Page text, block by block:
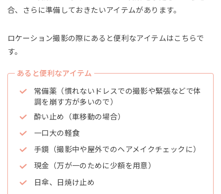
合、さらに準備しておきたいアイテムがあります。
ロケーション撮影の際にあると便利なアイテムはこちらで
す。
あると便利なアイテム
常備薬（慣れないドレスでの撮影や緊張などで体
調を崩す方が多いので）
酔い止め（車移動の場合）
一口大の軽食
手鏡（撮影中や屋外でのヘアメイクチェックに）
現金（万が一のために少額を用意）
日傘、日焼け止め